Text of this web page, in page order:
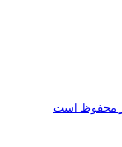
محفوظ است